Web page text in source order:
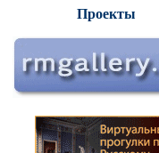
Проекты